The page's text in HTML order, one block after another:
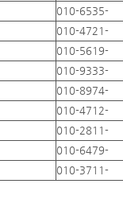
010-6535-
010-4721-
010-5619-
010-9333-
010-8974-
010-4712-
010-2811-
010-6479-
010-3711-